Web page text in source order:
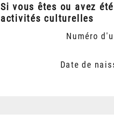
Si vous êtes ou avez
activités culturelles
Numéro
Date de